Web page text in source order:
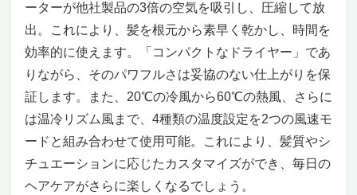
ーターが他社製品の3倍の空気を吸引し、圧縮して放
出。これにより、髪を根元から素早く乾かし、時間を
効率的に使えます。「コンパクトなドライヤー」であ
りながら、そのパワフルさは妥協のない仕上がりを保
証します。また、20℃の冷風から60℃の熱風、さらに
は温冷リズム風まで、4種類の温度設定を2つの風速モ
ードと組み合わせて使用可能。これにより、髪質やシ
チュエーションに応じたカスタマイズができ、毎日の
ヘアケアがさらに楽しくなるでしょう。